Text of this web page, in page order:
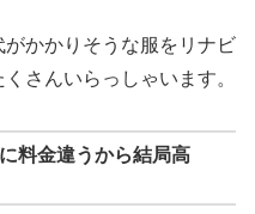
かかりそうな服をリナビ
さんいらっしゃいます。
料金違うから結局高